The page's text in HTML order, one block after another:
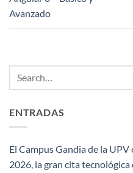
Avanzado
ENTRADAS
El Campus Gandia de la
2026, la gran cita